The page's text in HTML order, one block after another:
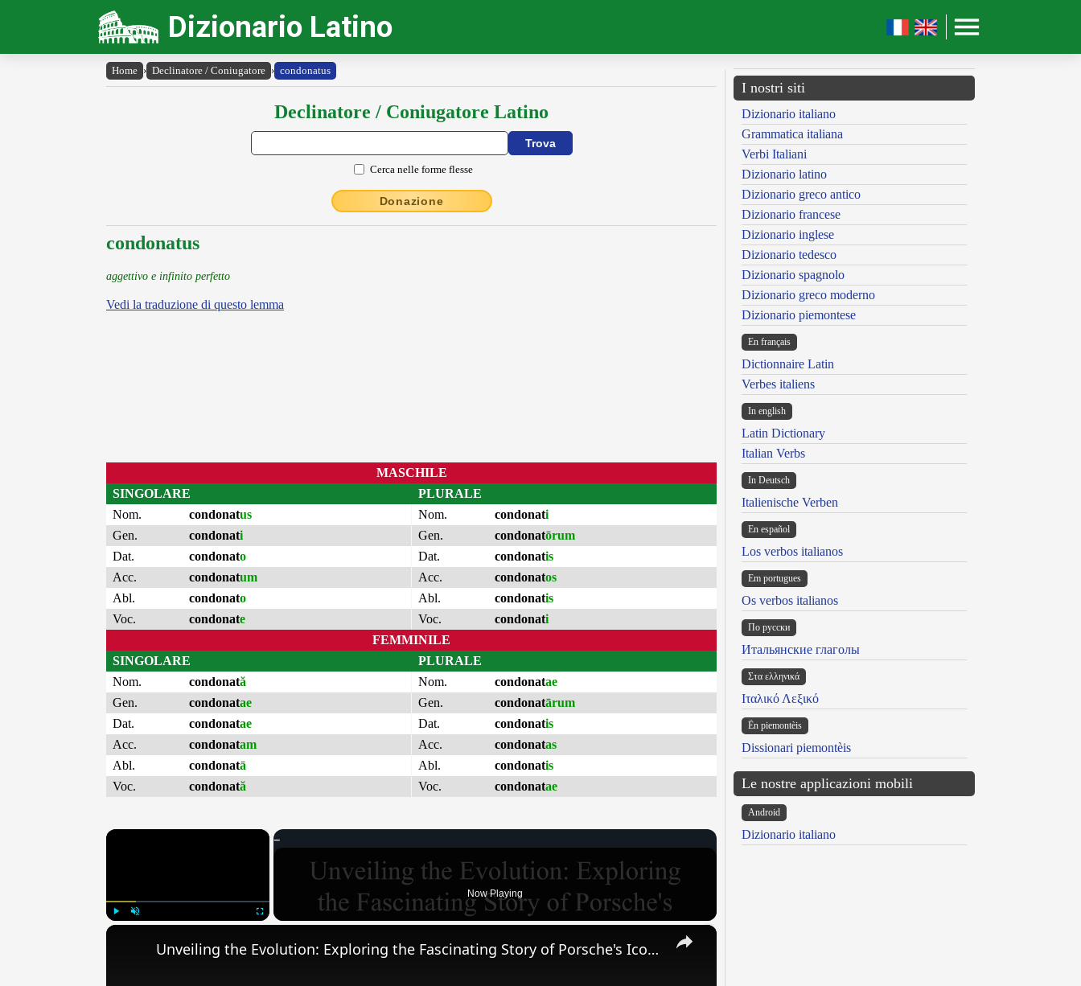
Dizionario Latino
Home › Declinatore / Coniugatore › condonatus
Declinatore / Coniugatore Latino
Cerca nelle forme flesse
Donazione
condonatus
aggettivo e infinito perfetto
Vedi la traduzione di questo lemma
MASCHILE
SINGOLARE
Nom.
condonatus
Gen.
condonati
Dat.
condonato
Acc.
condonatum
Abl.
condonato
Voc.
condonate
PLURALE
Nom.
condonati
Gen.
condonatōrum
Dat.
condonatis
Acc.
condonatos
Abl.
condonatis
Voc.
condonati
FEMMINILE
SINGOLARE
Nom.
condonată
Gen.
condonatae
Dat.
condonatae
Acc.
condonatam
Abl.
condonatā
Voc.
condonată
PLURALE
Nom.
condonatae
Gen.
condonatārum
Dat.
condonatis
Acc.
condonatas
Abl.
condonatis
Voc.
condonatae
×
Now Playing
×
Unveiling the Evolution: Exploring the Fascinating Story of Porsche's Iconic Automotive Legacy
I nostri siti
Dizionario italiano
Grammatica italiana
Verbi Italiani
Dizionario latino
Dizionario greco antico
Dizionario francese
Dizionario inglese
Dizionario tedesco
Dizionario spagnolo
Dizionario greco moderno
Dizionario piemontese
En français
Dictionnaire Latin
Verbes italiens
In english
Latin Dictionary
Italian Verbs
In Deutsch
Italienische Verben
En español
Los verbos italianos
Em portugues
Os verbos italianos
По русски
Итальянские глаголы
Στα ελληνικά
Ιταλικό Λεξικό
Ën piemontèis
Dissionari piemontèis
Le nostre applicazioni mobili
Android
Dizionario italiano